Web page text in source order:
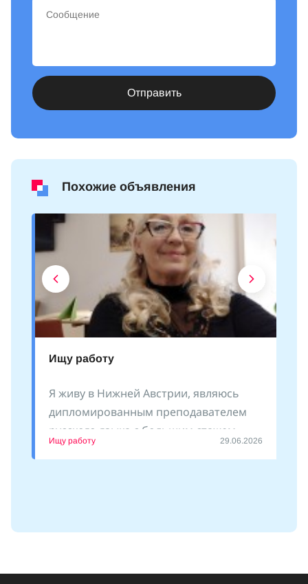
Отправить
Похожие объявления
Ищу работу
Я живу в Нижней Австрии, являюсь
дипломированным преподавателем
русского языка с большим стажем
преподавания как
Ищу работу 29.06.2026